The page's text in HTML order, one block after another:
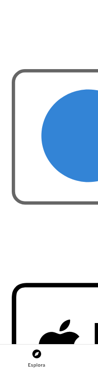
Esplora